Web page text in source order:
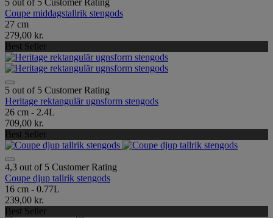
Coupe middagstallrik stengods
27 cm
279,00 kr.
Best Seller
5 out of 5 Customer Rating
Heritage rektangulär ugnsform stengods
26 cm - 2.4L
709,00 kr.
Best Seller
4,3 out of 5 Customer Rating
Coupe djup tallrik stengods
16 cm - 0.77L
239,00 kr.
Best Seller